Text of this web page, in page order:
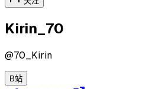
Kirin_70
@70_Kirin
B站